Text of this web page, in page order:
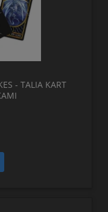
- TALIA KART